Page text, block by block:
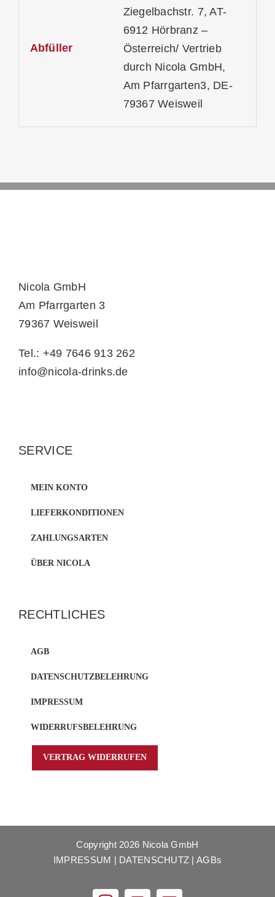
Abfüller
Ziegelbachstr. 7, AT-
6912 Hörbranz –
Österreich/ Vertrieb
durch Nicola GmbH,
Am Pfarrgarten3, DE-
79367 Weisweil
Nicola GmbH
Am Pfarrgarten 3
79367 Weisweil
Tel.: +49 7646 913 262
info@nicola-drinks.de
SERVICE
MEIN KONTO
LIEFERKONDITIONEN
ZAHLUNGSARTEN
ÜBER NICOLA
RECHTLICHES
AGB
DATENSCHUTZBELEHRUNG
IMPRESSUM
WIDERRUFSBELEHRUNG
VERTRAG WIDERRUFEN
Copyright 2026 Nicola GmbH
IMPRESSUM | DATENSCHUTZ | AGBs